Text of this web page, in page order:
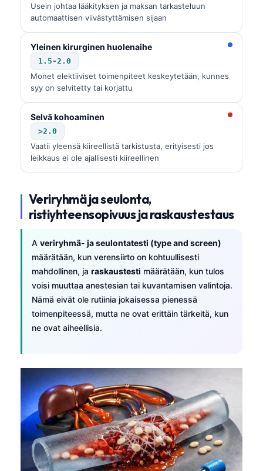
Usein johtaa lääkityksen ja maksan tarkasteluun
automaattisen viivästyttämisen sijaan
Yleinen kirurginen huolenaihe
1.5-2.0
Monet elektiiviset toimenpiteet keskeytetään, kunnes
syy on selvitetty tai korjattu
Selvä kohoaminen
>2.0
Vaatii yleensä kiireellistä tarkistusta, erityisesti jos
leikkaus ei ole ajallisesti kiireellinen
Veriryhmä ja seulonta,
ristiyhteensopivuus ja raskaustestaus
A veriryhmä- ja seulontatesti (type and screen)
määrätään, kun verensiirto on kohtuullisesti
mahdollinen, ja raskaustesti määrätään, kun tulos
voisi muuttaa anestesian tai kuvantamisen valintoja.
Nämä eivät ole rutiinia jokaisessa pienessä
toimenpiteessä, mutta ne ovat erittäin tärkeitä, kun
ne ovat aiheellisia.
Slovenčina
كوردی‎
پښتو
سنڌي
සිංහල
Latviešu valoda
Македонски јазик
Euskara
Gàidhlig
Occitan
العربية المغربية
Afrikaans
Basa Jawa
Cebuano
Кыргызча
Татар теле
Беларуская мова
Esperanto
Frysk